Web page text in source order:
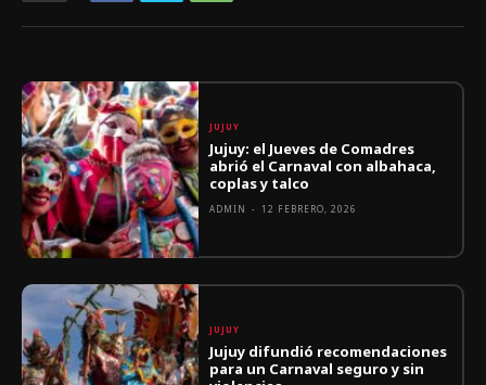
JUJUY
Jujuy: el Jueves de Comadres
abrió el Carnaval con albahaca,
coplas y talco
ADMIN - 12 FEBRERO, 2026
JUJUY
Jujuy difundió recomendaciones
para un Carnaval seguro y sin